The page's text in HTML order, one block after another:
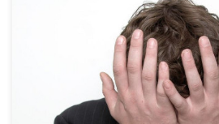
Nowe badania sugerują, że marihuana
zapobieganiu zaburzeniom erekcji u
Jedną z najczęstszych przyczyn zaburzeń
poziom cholesterolu, który może zatkać